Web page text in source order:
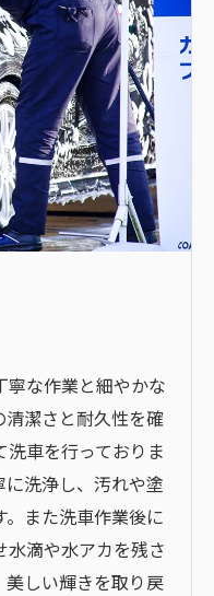
寧な作業と細やかな
潔さと耐久性を確
車を行っておりま
洗浄し、汚れや塗
また洗車作業後に
滴や水アカを残さ
しい輝きを取り戻